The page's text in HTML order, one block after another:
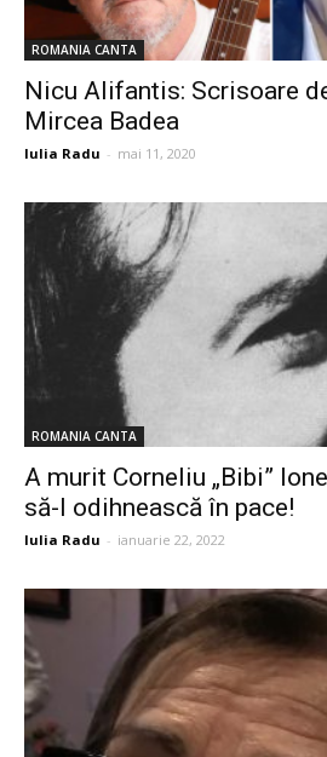
ROMANIA CANTA
Nicu Alifantis: Scrisoare
Mircea Badea
Iulia Radu - mai 11, 2020
ROMANIA CANTA
A murit Corneliu „Bibi”
să-l odihnească în pace!
Iulia Radu - ianuarie 22, 2022